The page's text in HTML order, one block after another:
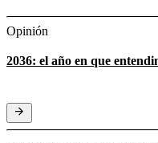
Opinión
2036: el año en que